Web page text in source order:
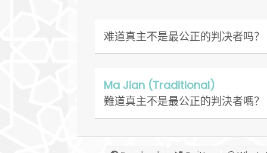
难道真主不是最公正的判决者吗？
Ma Jian (Traditional)
難道真主不是最公正的判決者嗎？